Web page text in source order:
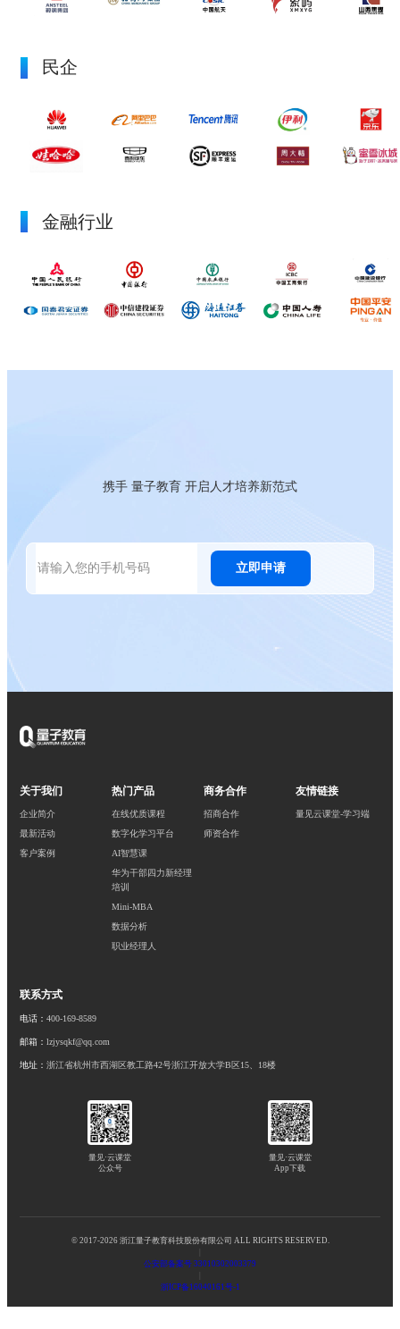
课专为在职场中与上下级同事及客户交流不畅,说话逻辑性差,
民企
金融行业
携手 量子教育 开启人才培养新范式
立即申请
关于我们
企业简介
最新活动
客户案例
热门产品
在线优质课程
数字化学习平台
AI智慧课
华为干部四力新经理
培训
Mini-MBA
数据分析
职业经理人
商务合作
招商合作
师资合作
友情链接
量见云课堂-学习端
联系方式
电话：400-169-8589
邮箱：lzjysqkf@qq.com
地址：浙江省杭州市西湖区教工路42号浙江开放大学B区15、18楼
量见·云课堂
公众号
量见·云课堂
App下载
© 2017-2026 浙江量子教育科技股份有限公司 ALL RIGHTS RESERVED.
公安部备案号 33010302003379
浙ICP备16040161号-1